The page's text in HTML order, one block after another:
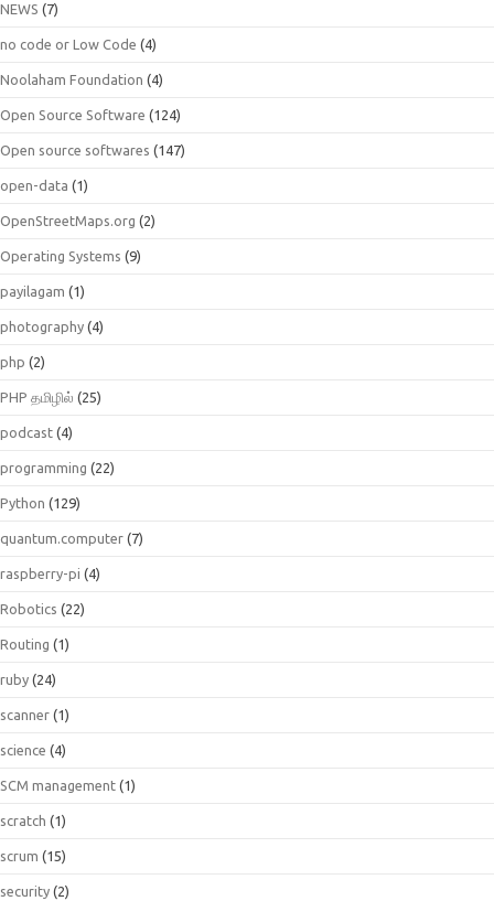
NEWS (7)
no code or Low Code (4)
Noolaham Foundation (4)
Open Source Software (124)
Open source softwares (147)
open-data (1)
OpenStreetMaps.org (2)
Operating Systems (9)
payilagam (1)
photography (4)
php (2)
PHP தமிழில் (25)
podcast (4)
programming (22)
Python (129)
quantum.computer (7)
raspberry-pi (4)
Robotics (22)
Routing (1)
ruby (24)
scanner (1)
science (4)
SCM management (1)
scratch (1)
scrum (15)
security (2)